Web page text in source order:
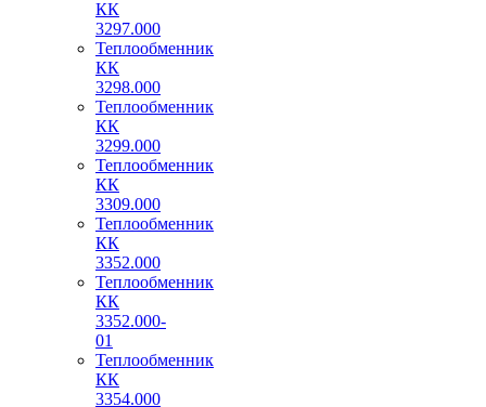
КК
3297.000
Теплообменник
КК
3298.000
Теплообменник
КК
3299.000
Теплообменник
КК
3309.000
Теплообменник
КК
3352.000
Теплообменник
КК
3352.000-
01
Теплообменник
КК
3354.000